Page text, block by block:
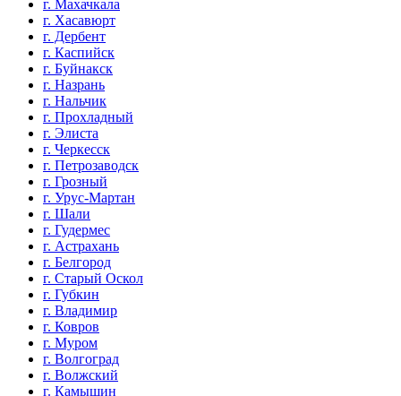
г. Махачкала
г. Хасавюрт
г. Дербент
г. Каспийск
г. Буйнакск
г. Назрань
г. Нальчик
г. Прохладный
г. Элиста
г. Черкесск
г. Петрозаводск
г. Грозный
г. Урус-Мартан
г. Шали
г. Гудермес
г. Астрахань
г. Белгород
г. Старый Оскол
г. Губкин
г. Владимир
г. Ковров
г. Муром
г. Волгоград
г. Волжский
г. Камышин